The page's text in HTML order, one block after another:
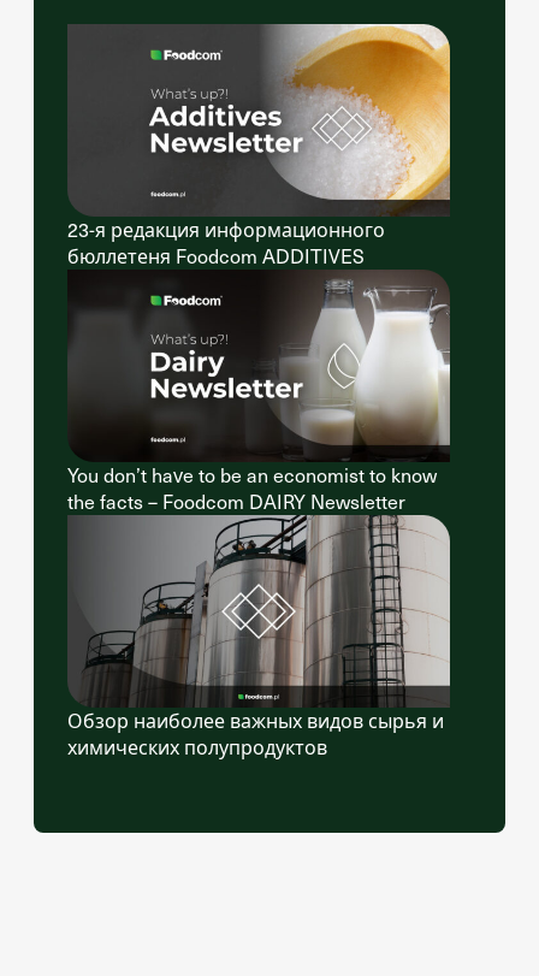
23-я редакция информационного
бюллетеня Foodcom ADDITIVES
You don’t have to be an economist to know
the facts – Foodcom DAIRY Newsletter
Обзор наиболее важных видов сырья и
химических полупродуктов